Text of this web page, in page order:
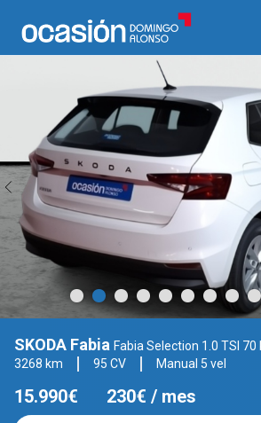
SKODA Fabia Fabia Selection 1.0 TSI 70
3268 km
95 CV Manual 5 vel
15.990€ 230€ / mes